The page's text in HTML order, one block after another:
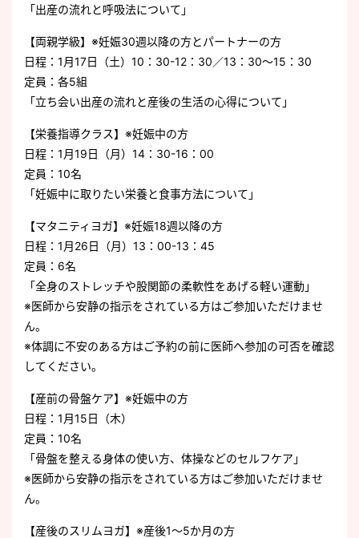
「出産の流れと呼吸法について」
【両親学級】※妊娠30週以降の方とパートナーの方
日程：1月17日（土）10：30-12：30／13：30～15：30
定員：各5組
「立ち会い出産の流れと産後の生活の心得について」
【栄養指導クラス】※妊娠中の方
日程：1月19日（月）14：30-16：00
定員：10名
「妊娠中に取りたい栄養と食事方法について」
【マタニティヨガ】※妊娠18週以降の方
日程：1月26日（月）13：00-13：45
定員：6名
「全身のストレッチや股関節の柔軟性をあげる軽い運動」
※医師から安静の指示をされている方はご参加いただけませ
ん。
※体調に不安のある方はご予約の前に医師へ参加の可否を確認
してください。
【産前の骨盤ケア】※妊娠中の方
日程：1月15日（木）
定員：10名
「骨盤を整える身体の使い方、体操などのセルフケア」
※医師から安静の指示をされている方はご参加いただけませ
ん。
【産後のスリムヨガ】※産後1～5か月の方